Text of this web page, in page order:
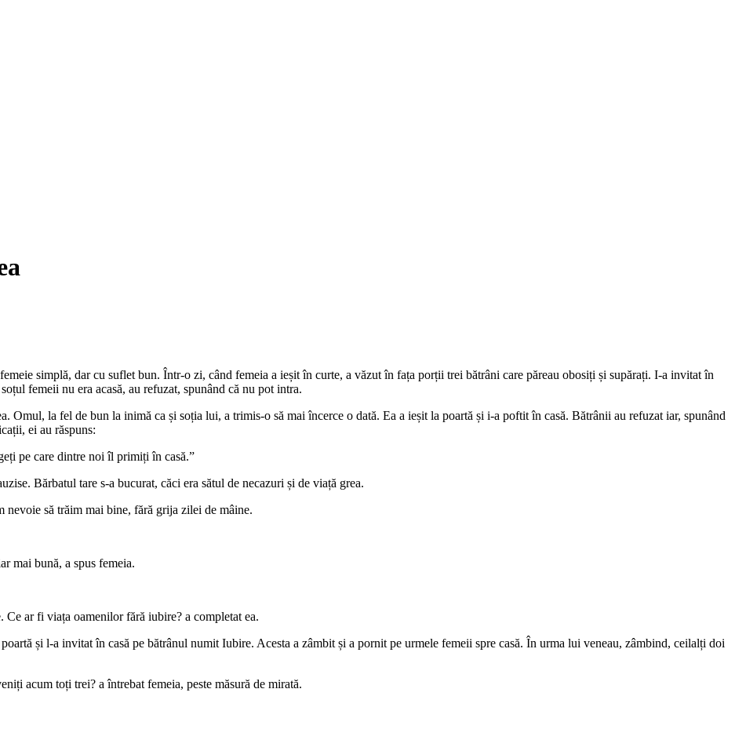
simplă, dar cu suflet bun. Într-o zi, când femeia a ieșit în curte, a văzut în fața porții trei bătrâni care păreau obosiți și supărați. I-a invitat în
femeii nu era acasă, au refuzat, spunând că nu pot intra.
Omul, la fel de bun la inimă ca și soția lui, a trimis-o să mai încerce o dată. Ea a ieșit la poartă și i-a poftit în casă. Bătrânii au refuzat iar, spunând
ei au răspuns:
pe care dintre noi îl primiți în casă.”
Bărbatul tare s-a bucurat, căci era sătul de necazuri și de viață grea.
să trăim mai bine, fără grija zilei de mâine.
mai bună, a spus femeia.
ar fi viața oamenilor fără iubire? a completat ea.
și l-a invitat în casă pe bătrânul numit Iubire. Acesta a zâmbit și a pornit pe urmele femeii spre casă. În urma lui veneau, zâmbind, ceilalți doi
acum toți trei? a întrebat femeia, peste măsură de mirată.